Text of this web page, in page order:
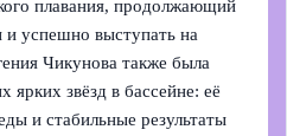
плавания, продолжающий
и успешно выступать на
Чикунова также была
ярких звёзд в бассейне: её
и стабильные результаты